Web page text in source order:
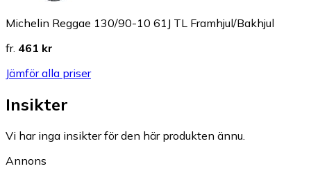
Michelin Reggae 130/90-10 61J TL Framhjul/Bakhjul
fr. 461 kr
Jämför alla priser
Insikter
Vi har inga insikter för den här produkten ännu.
Annons